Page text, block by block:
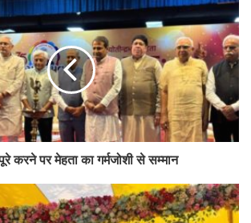
के कई वरिष्ठ नेता और अधिकारी भी उपस्थित रहे।
सहित संगठन के अन्य वरिष्ठ पदाधिकारी उद्घाटन
ने भारत की कृषि अर्थव्यवस्था को मजबूत करने में
की सराहना करते हुए किसानों के हित में उर्वरक उत्पादन
पर बल दिया। उन्होंने यह भी कहा कि इफको जैसी
आंदोलन को आगे बढ़ाने में महत्वपूर्ण भूमिका निभाई है।
को पारादीप संयंत्र के लिए एक महत्वपूर्ण मील का
करने पर मेहता का गर्मजोशी से सम्मान